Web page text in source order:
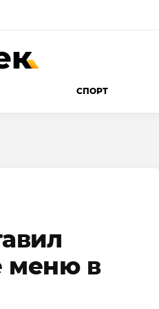
СПОРТ
меню в